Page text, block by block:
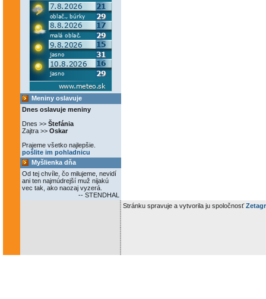
Meniny oslavuje
Dnes oslavuje meniny
Dnes >> Štefánia
Zajtra >> Oskar
Prajeme všetko najlepšie.
pošlite im pohladnicu
Myšlienka dňa
Od tej chvíle, čo milujeme, nevidí
ani ten najmúdrejší muž nijakú
vec tak, ako naozaj vyzerá.
-- STENDHAL
Stránku spravuje a vytvorila ju spoločnosť